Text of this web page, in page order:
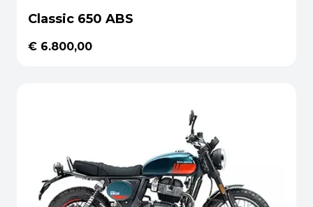
Classic 650 ABS
€ 6.800,00